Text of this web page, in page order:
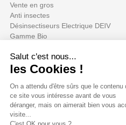
Vente en gros
Anti insectes
Désinsectiseurs Electrique DEIV
Gamme Bio
BLACK FRIDAY
Promotions
Ihr Konto